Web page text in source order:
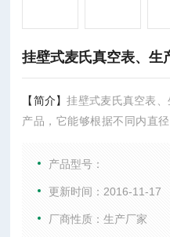
挂壁式麦氏真空表、生
【简介】挂壁式麦氏真空表
产品，它能够根据不同内直
舍去了以往的繁锁玻璃管结
产品型号：
更新时间：2016-11-17
厂商性质：生产厂家